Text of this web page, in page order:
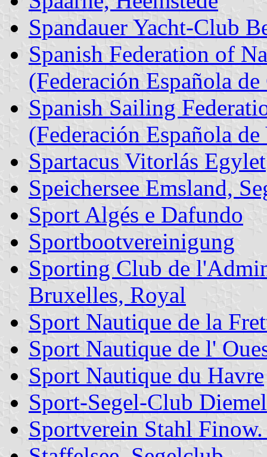
Spandauer Yacht-Club
Spanish Federation of
(Federación Española
Spanish Sailing
(Federación Española de
Spartacus Vitorlás Egylet
Speichersee Emsland,
Sport Algés e Dafundo
Sportbootvereinigung
Sporting Club de
Bruxelles, Royal
Sport Nautique de la
Sport Nautique de l'
Sport Nautique du Havre
Sport-Segel-Club
Sportverein Stahl